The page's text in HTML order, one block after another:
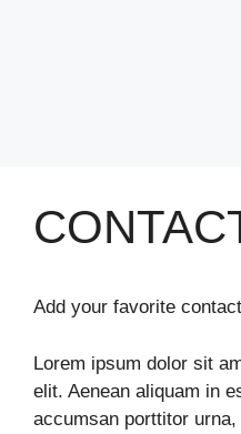
Add your favorite
Lorem ipsum dolor sit
elit. Aenean aliquam in
accumsan porttitor